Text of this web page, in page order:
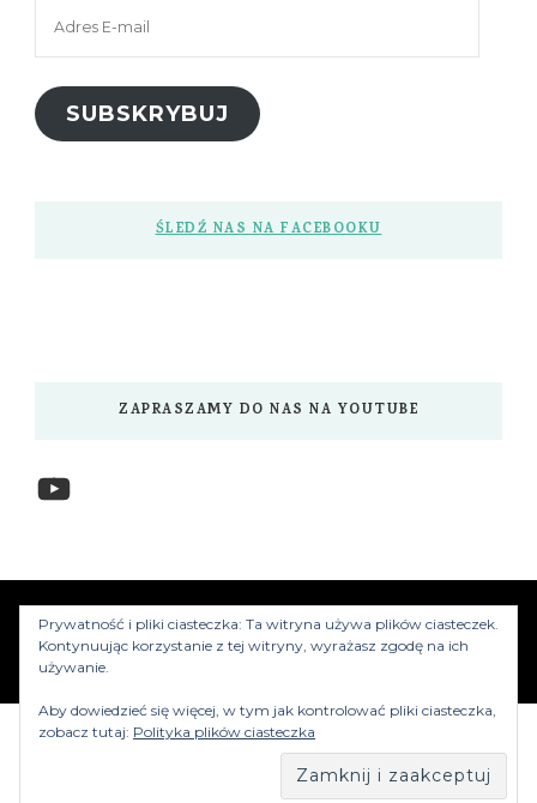
SUBSKRYBUJ
ŚLEDŹ NAS NA FACEBOOKU
ZAPRASZAMY DO NAS NA YOUTUBE
YouTube
www.myzwiedzamy.pl Vilva | Stworzony przez
Blossom Themes.Silnik:WordPress
Prywatność i pliki ciasteczka: Ta witryna używa plików ciasteczek.
Kontynuując korzystanie z tej witryny, wyrażasz zgodę na ich
używanie.
Aby dowiedzieć się więcej, w tym jak kontrolować pliki ciasteczka,
zobacz tutaj: Polityka plików ciasteczka